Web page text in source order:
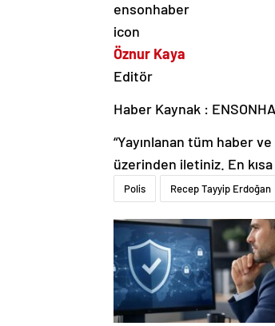
Öznur Kaya
Editör
Haber Kaynak :
“Yayınlanan tüm haber
üzerinden iletiniz. En
Polis Recep Tayyip Erdoğan